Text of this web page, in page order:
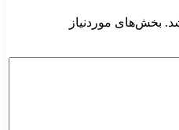
بخش‌های موردنیاز